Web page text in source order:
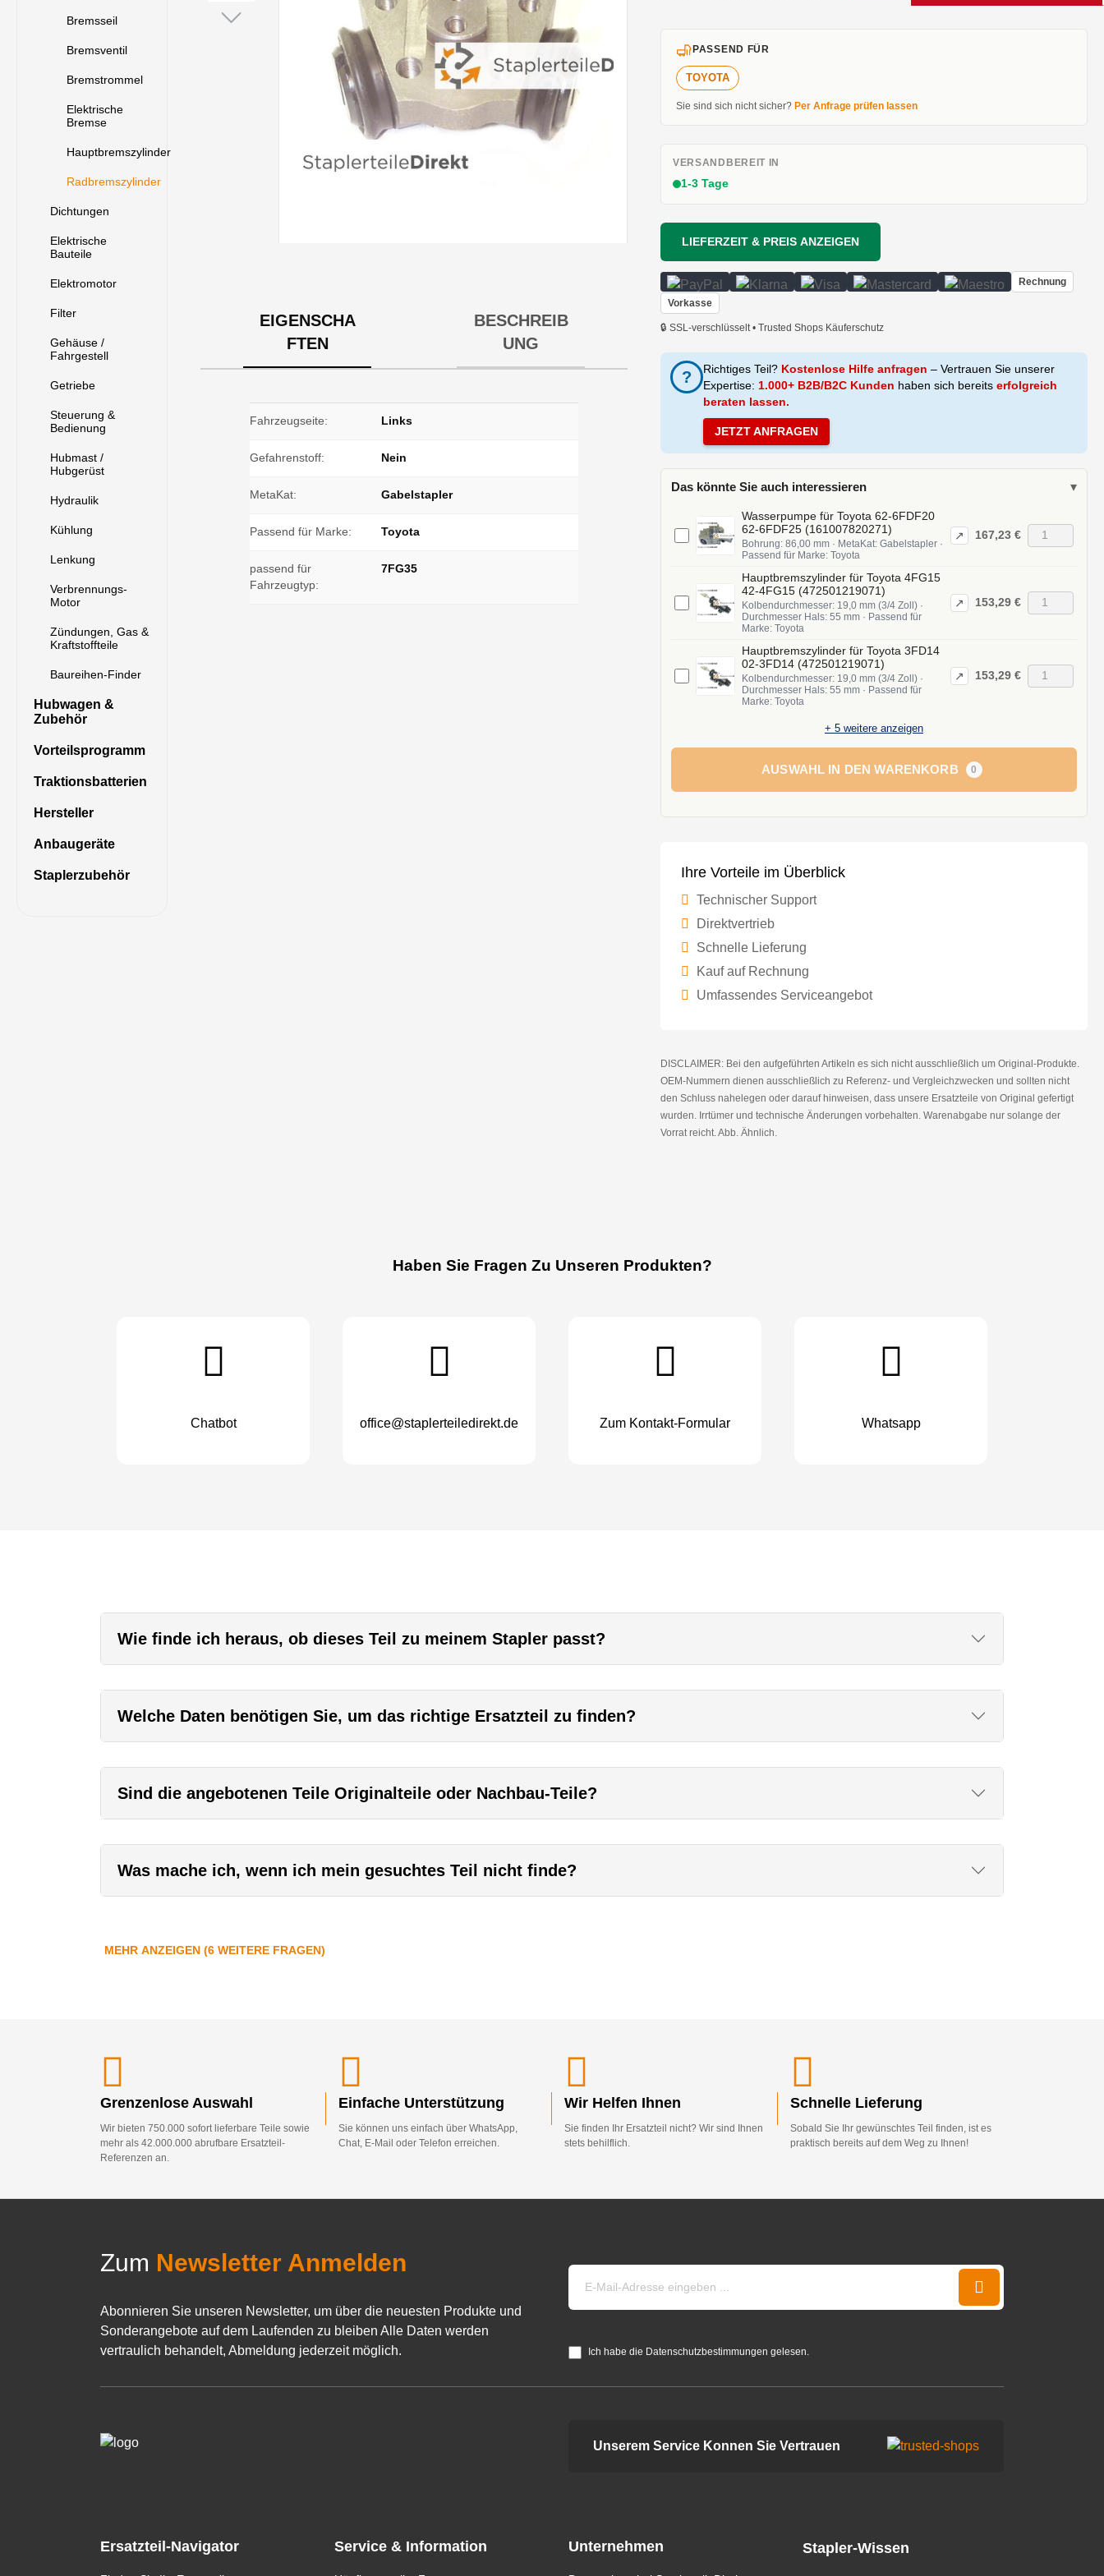
Bremsseil
Bremsventil
Bremstrommel
Elektrische
Bremse
Hauptbremszylinder
Radbremszylinder
Dichtungen
Elektrische
Bauteile
Elektromotor
Filter
Gehäuse /
Fahrgestell
Getriebe
Steuerung &
Bedienung
Hubmast /
Hubgerüst
Hydraulik
Kühlung
Lenkung
Verbrennungs-
Motor
Zündungen, Gas &
Kraftstoffteile
Baureihen-Finder
Hubwagen &
Zubehör
Vorteilsprogramm
Traktionsbatterien
Hersteller
Anbaugeräte
Staplerzubehör
EIGENSCHA
FTEN
BESCHREIB
UNG
Fahrzeugseite: Links
Gefahrenstoff: Nein
MetaKat: Gabelstapler
Passend für Marke: Toyota
passend für
Fahrzeugtyp:
7FG35
PASSEND FÜR
TOYOTA
Sie sind sich nicht sicher? Per Anfrage prüfen lassen
VERSANDBEREIT IN
1-3 Tage
LIEFERZEIT & PREIS ANZEIGEN
Rechnung
Vorkasse
🔒 SSL-verschlüsselt • Trusted Shops Käuferschutz
? Richtiges Teil? Kostenlose Hilfe anfragen – Vertrauen Sie unserer
Expertise: 1.000+ B2B/B2C Kunden haben sich bereits erfolgreich
beraten lassen.
JETZT ANFRAGEN
Das könnte Sie auch interessieren ▾
Wasserpumpe für Toyota 62-6FDF20
62-6FDF25 (161007820271)
Bohrung: 86,00 mm · MetaKat: Gabelstapler ·
Passend für Marke: Toyota
↗ 167,23 €
Hauptbremszylinder für Toyota 4FG15
42-4FG15 (472501219071)
Kolbendurchmesser: 19,0 mm (3/4 Zoll) ·
Durchmesser Hals: 55 mm · Passend für
Marke: Toyota
↗ 153,29 €
Hauptbremszylinder für Toyota 3FD14
02-3FD14 (472501219071)
Kolbendurchmesser: 19,0 mm (3/4 Zoll) ·
Durchmesser Hals: 55 mm · Passend für
Marke: Toyota
↗ 153,29 €
+ 5 weitere anzeigen
AUSWAHL IN DEN WARENKORB 0
Ihre Vorteile im Überblick
Technischer Support
Direktvertrieb
Schnelle Lieferung
Kauf auf Rechnung
Umfassendes Serviceangebot
DISCLAIMER: Bei den aufgeführten Artikeln es sich nicht ausschließlich um Original-Produkte.
OEM-Nummern dienen ausschließlich zu Referenz- und Vergleichzwecken und sollten nicht
den Schluss nahelegen oder darauf hinweisen, dass unsere Ersatzteile von Original gefertigt
wurden. Irrtümer und technische Änderungen vorbehalten. Warenabgabe nur solange der
Vorrat reicht. Abb. Ähnlich.
Haben Sie Fragen Zu Unseren Produkten?
Chatbot office@staplerteiledirekt.de Zum Kontakt-Formular Whatsapp
Wie finde ich heraus, ob dieses Teil zu meinem Stapler passt?
Welche Daten benötigen Sie, um das richtige Ersatzteil zu finden?
Sind die angebotenen Teile Originalteile oder Nachbau-Teile?
Was mache ich, wenn ich mein gesuchtes Teil nicht finde?
MEHR ANZEIGEN (6 WEITERE FRAGEN)
Grenzenlose Auswahl
Wir bieten 750.000 sofort lieferbare Teile sowie
mehr als 42.000.000 abrufbare Ersatzteil-
Referenzen an.
Einfache Unterstützung
Sie können uns einfach über WhatsApp,
Chat, E-Mail oder Telefon erreichen.
Wir Helfen Ihnen
Sie finden Ihr Ersatzteil nicht? Wir sind Ihnen
stets behilflich.
Schnelle Lieferung
Sobald Sie Ihr gewünschtes Teil finden, ist es
praktisch bereits auf dem Weg zu Ihnen!
Zum Newsletter Anmelden
Abonnieren Sie unseren Newsletter, um über die neuesten Produkte und
Sonderangebote auf dem Laufenden zu bleiben Alle Daten werden
vertraulich behandelt, Abmeldung jederzeit möglich.
Ich habe die Datenschutzbestimmungen gelesen.
Unserem Service Konnen Sie Vertrauen
Ersatzteil-Navigator Service & Information Unternehmen Stapler-Wissen